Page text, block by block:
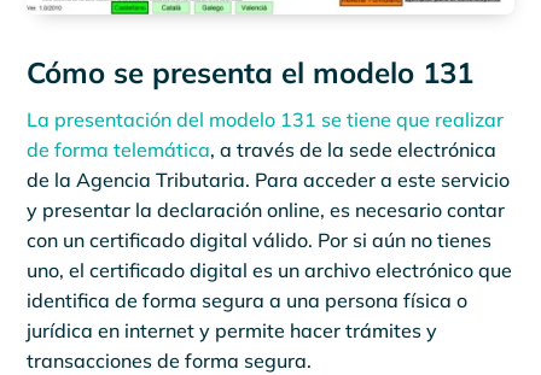
Cómo se presenta el modelo 131
La presentación del modelo 131 se tiene que realizar
de forma telemática, a través de la sede electrónica
de la Agencia Tributaria. Para acceder a este servicio
y presentar la declaración online, es necesario contar
con un certificado digital válido. Por si aún no tienes
uno, el certificado digital es un archivo electrónico que
identifica de forma segura a una persona física o
jurídica en internet y permite hacer trámites y
transacciones de forma segura.